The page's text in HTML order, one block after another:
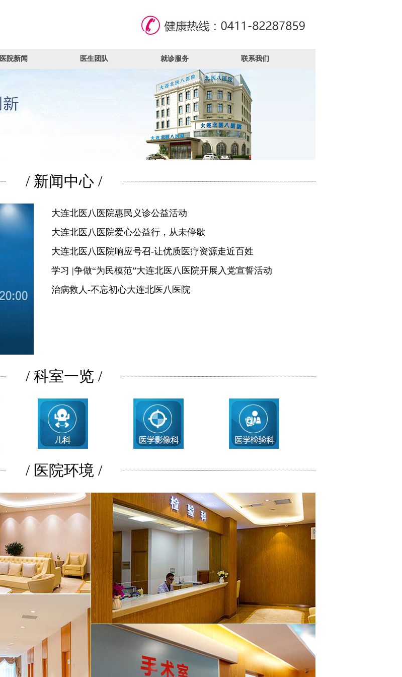
医院新闻 医生团队 就诊服务 联系我们
/ 新闻中心 /
大连北医八医院惠民义诊公益活动
大连北医八医院爱心公益行，从未停歇
大连北医八医院响应号召-让优质医疗资源走近百姓
学习 |争做“为民模范”大连北医八医院开展入党宣誓活动
治病救人-不忘初心大连北医八医院
/ 科室一览 /
/ 医院环境 /